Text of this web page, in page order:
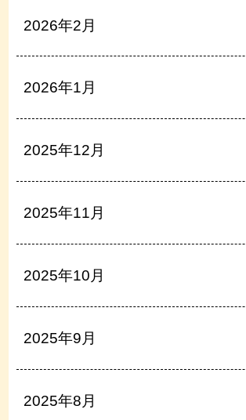
2026年2月
2026年1月
2025年12月
2025年11月
2025年10月
2025年9月
2025年8月